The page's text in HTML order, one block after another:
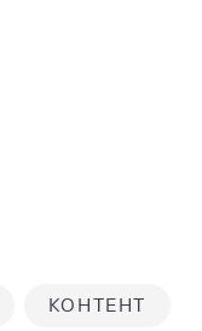
КОНТЕНТ